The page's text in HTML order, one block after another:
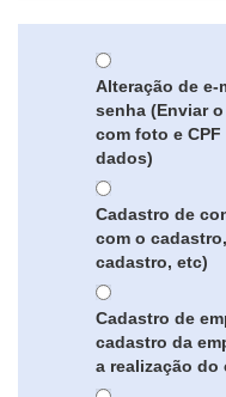
Alteração de e-
senha (Enviar
com foto e
dados)
Cadastro de
com o
cadastro, etc)
Cadastro de
cadastro da
a realização do